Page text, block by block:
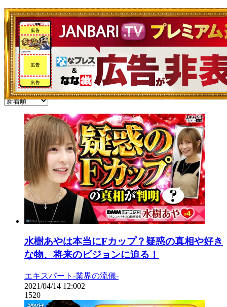
藤原竜也
水樹あやは本当にFカップ？疑惑の真相や好き
な物、将来のビジョンに迫る！
エキスパート-業界の流儀-
2021/04/14 12:002
1520